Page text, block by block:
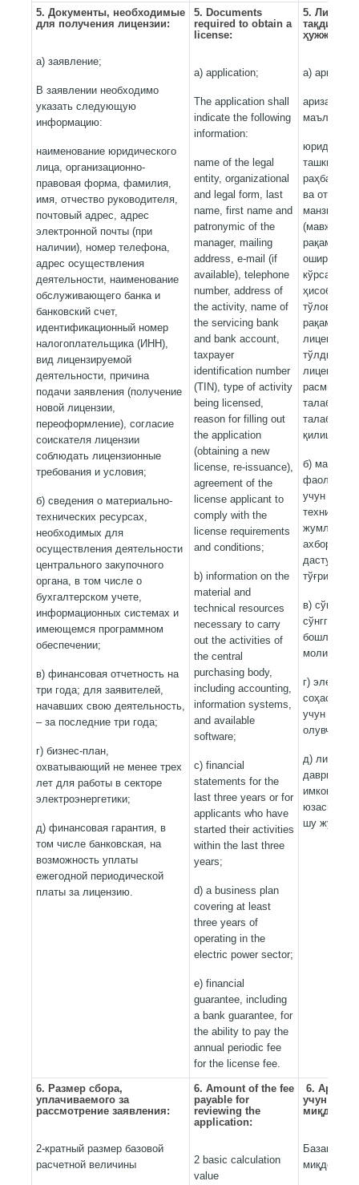
5. Документы, необходимые
для получения лицензии:
а) заявление;
В заявлении необходимо
указать следующую
информацию:
наименование юридического
лица, организационно-
правовая форма, фамилия,
имя, отчество руководителя,
почтовый адрес, адрес
электронной почты (при
наличии), номер телефона,
адрес осуществления
деятельности, наименование
обслуживающего банка и
банковский счет,
идентификационный номер
налогоплательщика (ИНН),
вид лицензируемой
деятельности, причина
подачи заявления (получение
новой лицензии,
переоформление), согласие
соискателя лицензии
соблюдать лицензионные
требования и условия;
б) сведения о материально-
технических ресурсах,
необходимых для
осуществления деятельности
центрального закупочного
органа, в том числе о
бухгалтерском учете,
информационных системах и
имеющемся программном
обеспечении;
в) финансовая отчетность на
три года; для заявителей,
начавших свою деятельность,
– за последние три года;
г) бизнес-план,
охватывающий не менее трех
лет для работы в секторе
электроэнергетики;
д) финансовая гарантия, в
том числе банковская, на
возможность уплаты
ежегодной периодической
платы за лицензию.
5. Documents
required to obtain a
license:
a) application;
The application shall
indicate the following
information:
name of the legal
entity, organizational
and legal form, last
name, first name and
patronymic of the
manager, mailing
address, e-mail (if
available), telephone
number, address of
the activity, name of
the servicing bank
and bank account,
taxpayer
identification number
(TIN), type of activity
being licensed,
reason for filling out
the application
(obtaining a new
license, re-issuance),
agreement of the
license applicant to
comply with the
license requirements
and conditions;
b) information on the
material and
technical resources
necessary to carry
out the activities of
the central
purchasing body,
including accounting,
information systems,
and available
software;
c) financial
statements for the
last three years or for
applicants who have
started their activities
within the last three
years;
d) a business plan
covering at least
three years of
operating in the
electric power sector;
e) financial
guarantee, including
a bank guarantee, for
the ability to pay the
annual periodic fee
for the license fee.
5.
тақдим
а) ариза;
аризада
юридик
ташкилий-
ва
манзили,
(мавжуд
рақами,
ошириш
рақами
тўлдириш
лицензия
талаблари
қилишга
б)
учун
техник
жумладан,
ахборот
дастурий
в) сўнгги
сўнгги уч
бошлаган
молиявий
г) электр
соҳасида
учун
олувчи
д)
даврий
юзасидан
шу
6. Размер сбора,
уплачиваемого за
рассмотрение заявления:
2-кратный размер базовой
расчетной величины
6. Amount of the fee
payable for
reviewing the
application:
2 basic calculation
value
6.
учун
миқдори:
Базавий